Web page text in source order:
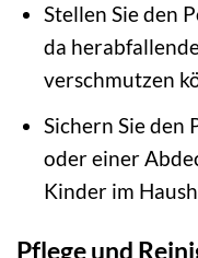
Stellen Sie den
da
verschmutzen
Sichern Sie den
oder einer
Kinder im
Pflege und